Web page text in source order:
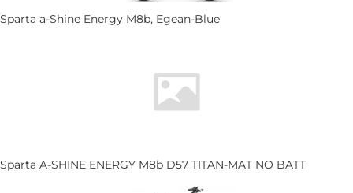
Sparta a-Shine Energy M8b, Egean-Blue
Sparta A-SHINE ENERGY M8b D57 TITAN-MAT NO BATT